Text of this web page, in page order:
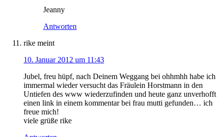
Jeanny
Antworten
rike meint
10. Januar 2012 um 11:43
Jubel, freu hüpf, nach Deinem Weggang bei ohhmhh habe ich
immermal wieder versucht das Fräulein Horstmann in den
Untiefen des www wiederzufinden und heute ganz unverhofft
einen link in einem kommentar bei frau mutti gefunden… ich
freue mich!
viele grüße rike